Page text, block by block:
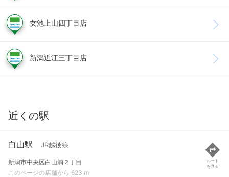
女池上山四丁目店
新潟近江三丁目店
近くの駅
白山駅 JR越後線
新潟市中央区白山浦２丁目
このページの店舗から 623 m
ルート
を見る